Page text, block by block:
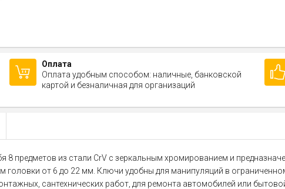
Оплата
Оплата удобным способом: наличные, банковской
картой и безналичная для организаций
предметов из стали CrV с зеркальным хромированием и
от 6 до 22 мм. Ключи удобны для манипуляций в
сантехнических работ, для ремонта автомобилей или